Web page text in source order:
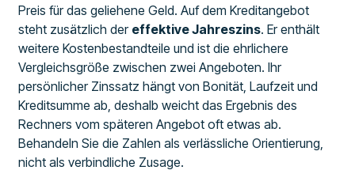
Preis für das geliehene Geld. Auf dem Kreditangebot
steht zusätzlich der effektive Jahreszins. Er enthält
weitere Kostenbestandteile und ist die ehrlichere
Vergleichsgröße zwischen zwei Angeboten. Ihr
persönlicher Zinssatz hängt von Bonität, Laufzeit und
Kreditsumme ab, deshalb weicht das Ergebnis des
Rechners vom späteren Angebot oft etwas ab.
Behandeln Sie die Zahlen als verlässliche Orientierung,
nicht als verbindliche Zusage.